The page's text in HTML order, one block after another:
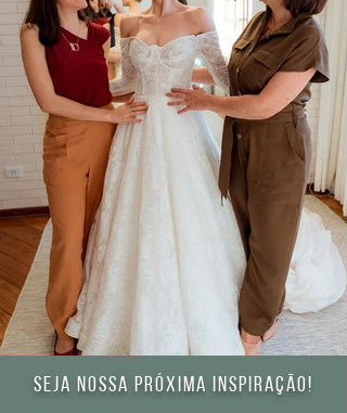
Seja nossa próxima inspiração!